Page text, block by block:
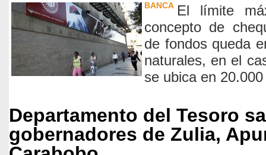
BANCA El límite
concepto de
de fondos queda
naturales, en el
se ubica en
Departamento del Tesoro
gobernadores de Zulia,